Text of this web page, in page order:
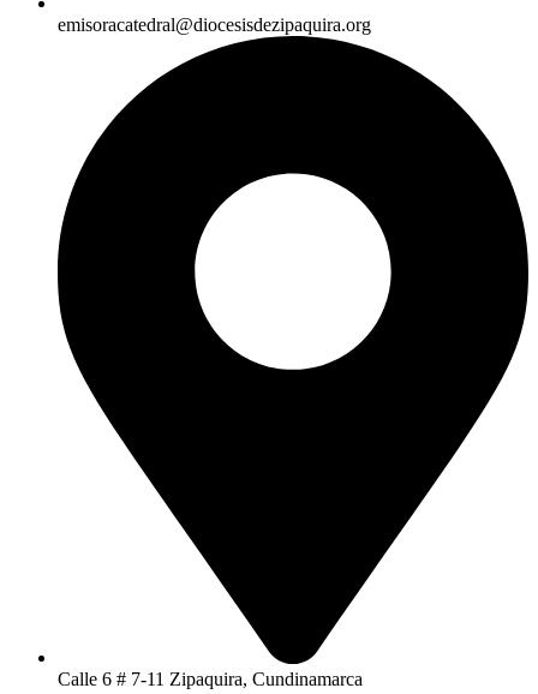
emisoracatedral@diocesisdezipaquira.org
Calle 6 # 7-11 Zipaquira, Cundinamarca